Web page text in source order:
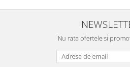
Nu rata ofertele si